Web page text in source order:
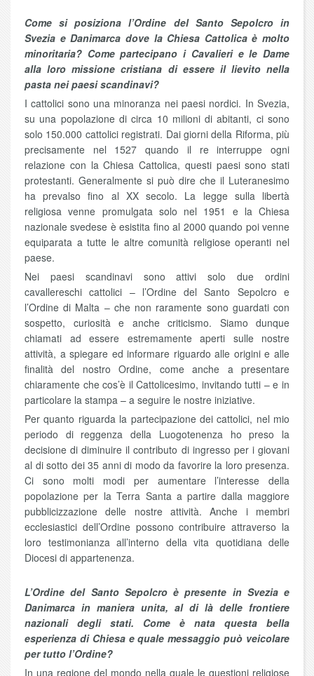
Come si posiziona l’Ordine del Santo Sepolcro in
Svezia e Danimarca dove la Chiesa Cattolica è molto
minoritaria? Come partecipano i Cavalieri e le Dame
alla loro missione cristiana di essere il lievito nella
pasta nei paesi scandinavi?
I cattolici sono una minoranza nei paesi nordici. In Svezia,
su una popolazione di circa 10 milioni di abitanti, ci sono
solo 150.000 cattolici registrati. Dai giorni della Riforma, più
precisamente nel 1527 quando il re interruppe ogni
relazione con la Chiesa Cattolica, questi paesi sono stati
protestanti. Generalmente si può dire che il Luteranesimo
ha prevalso fino al XX secolo. La legge sulla libertà
religiosa venne promulgata solo nel 1951 e la Chiesa
nazionale svedese è esistita fino al 2000 quando poi venne
equiparata a tutte le altre comunità religiose operanti nel
paese.
Nei paesi scandinavi sono attivi solo due ordini
cavallereschi cattolici – l’Ordine del Santo Sepolcro e
l’Ordine di Malta – che non raramente sono guardati con
sospetto, curiosità e anche criticismo. Siamo dunque
chiamati ad essere estremamente aperti sulle nostre
attività, a spiegare ed informare riguardo alle origini e alle
finalità del nostro Ordine, come anche a presentare
chiaramente che cos’è il Cattolicesimo, invitando tutti – e in
particolare la stampa – a seguire le nostre iniziative.
Per quanto riguarda la partecipazione dei cattolici, nel mio
periodo di reggenza della Luogotenenza ho preso la
decisione di diminuire il contributo di ingresso per i giovani
al di sotto dei 35 anni di modo da favorire la loro presenza.
Ci sono molti modi per aumentare l’interesse della
popolazione per la Terra Santa a partire dalla maggiore
pubblicizzazione delle nostre attività. Anche i membri
ecclesiastici dell’Ordine possono contribuire attraverso la
loro testimonianza all’interno della vita quotidiana delle
Diocesi di appartenenza.
L’Ordine del Santo Sepolcro è presente in Svezia e
Danimarca in maniera unita, al di là delle frontiere
nazionali degli stati.
Come è nata questa bella
esperienza di Chiesa e quale messaggio può veicolare
per tutto l’Ordine?
In una regione del mondo nella quale le questioni religiose